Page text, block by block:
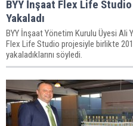
BYY İnşaat Flex Life
Yakaladı
BYY İnşaat Yönetim Kurulu Üyesi Ali
Flex Life Studio projesiyle birlikte
yakaladıklarını söyledi.